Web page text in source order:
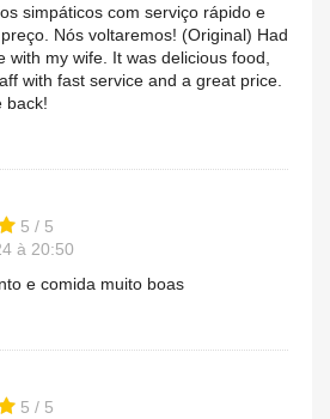
simpáticos com serviço rápido e
Nós voltaremos! (Original) Had
with my wife. It was delicious food,
with fast service and a great price.
back!
5 / 5
à 20:50
e comida muito boas
5 / 5